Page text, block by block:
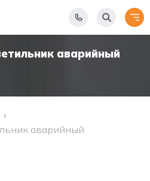
аварийный
аварийный